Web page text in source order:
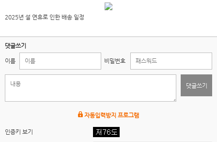
2025년 설 연휴로 인한 배송 일정
댓글쓰기
이름 비밀번호
댓글쓰기
자동입력방지 프로그램
인증키 보기